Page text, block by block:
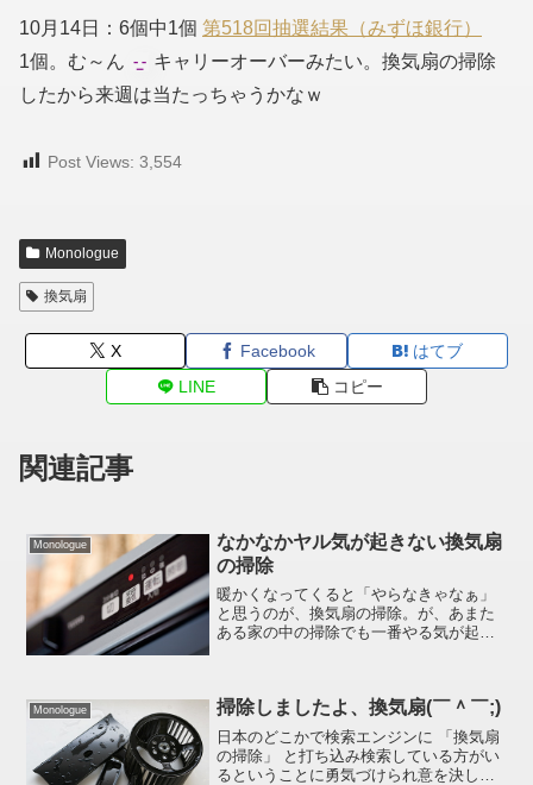
10月14日：6個中1個 第518回抽選結果（みずほ銀行）
1個。む～ん
キャリーオーバーみたい。換気扇の掃除
したから来週は当たっちゃうかなｗ
Post Views: 3,554
Monologue
換気扇
X Facebook
はてブ
LINE
コピー
関連記事
Monologue
なかなかヤル気が起きない換気扇
の掃除
暖かくなってくると「やらなきゃなぁ」
と思うのが、換気扇の掃除。が、あまた
ある家の中の掃除でも一番やる気が起き
成しているパーツ類を外し...
Monologue 掃除しましたよ、換気扇(￣＾￣;)
日本のどこかで検索エンジンに 「換気扇
の掃除」 と打ち込み検索している方がい
るということに勇気づけられ意を決して